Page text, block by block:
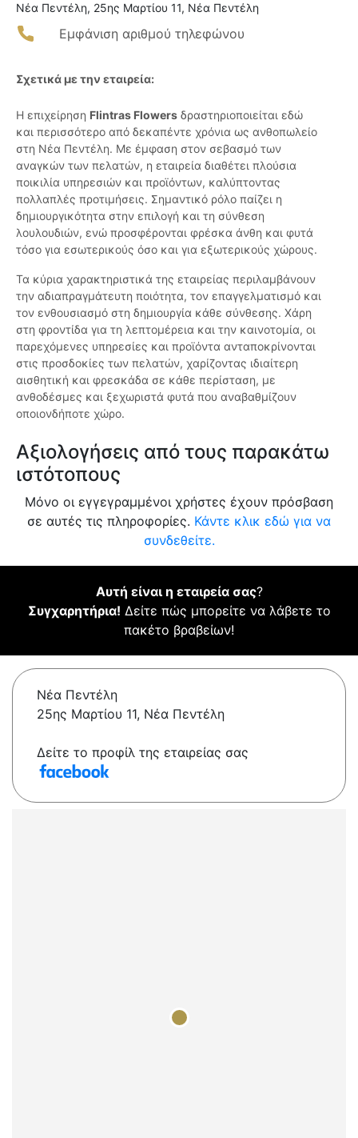
Νέα Πεντέλη, 25ης Μαρτίου 11, Νέα Πεντέλη
Εμφάνιση αριθμού τηλεφώνου
Σχετικά με την εταιρεία:
Η επιχείρηση Flintras Flowers δραστηριοποιείται εδώ
και περισσότερο από δεκαπέντε χρόνια ως ανθοπωλείο
στη Νέα Πεντέλη. Με έμφαση στον σεβασμό των
αναγκών των πελατών, η εταιρεία διαθέτει πλούσια
ποικιλία υπηρεσιών και προϊόντων, καλύπτοντας
πολλαπλές προτιμήσεις. Σημαντικό ρόλο παίζει η
δημιουργικότητα στην επιλογή και τη σύνθεση
λουλουδιών, ενώ προσφέρονται φρέσκα άνθη και φυτά
τόσο για εσωτερικούς όσο και για εξωτερικούς χώρους.
Τα κύρια χαρακτηριστικά της εταιρείας περιλαμβάνουν
την αδιαπραγμάτευτη ποιότητα, τον επαγγελματισμό και
τον ενθουσιασμό στη δημιουργία κάθε σύνθεσης. Χάρη
στη φροντίδα για τη λεπτομέρεια και την καινοτομία, οι
παρεχόμενες υπηρεσίες και προϊόντα ανταποκρίνονται
στις προσδοκίες των πελατών, χαρίζοντας ιδιαίτερη
αισθητική και φρεσκάδα σε κάθε περίσταση, με
ανθοδέσμες και ξεχωριστά φυτά που αναβαθμίζουν
οποιονδήποτε χώρο.
Αξιολογήσεις από τους παρακάτω
ιστότοπους
Μόνο οι εγγεγραμμένοι χρήστες έχουν πρόσβαση
σε αυτές τις πληροφορίες. Κάντε κλικ εδώ για να
συνδεθείτε.
Αυτή είναι η εταιρεία σας?
Συγχαρητήρια! Δείτε πώς μπορείτε να λάβετε το
πακέτο βραβείων!
Νέα Πεντέλη
25ης Μαρτίου 11, Νέα Πεντέλη
Δείτε το προφίλ της εταιρείας σας